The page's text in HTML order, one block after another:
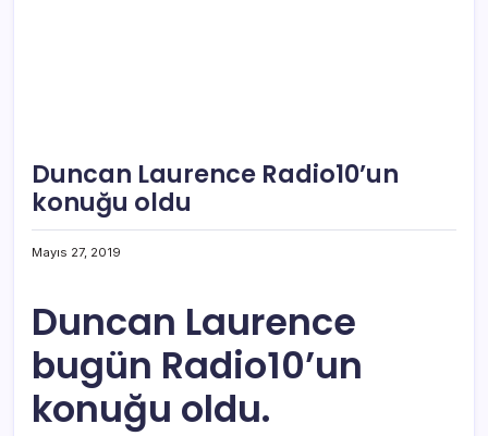
Duncan Laurence Radio10’un
konuğu oldu
Mayıs 27, 2019
Duncan Laurence
bugün Radio10’un
konuğu oldu.